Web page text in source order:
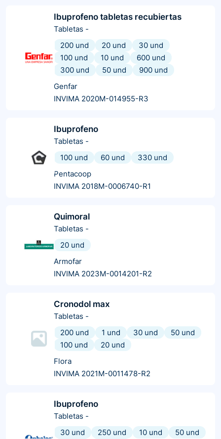
Ibuprofeno tabletas recubiertas
Tabletas -
200 und
20 und
30 und
100 und
10 und
600 und
300 und
50 und
900 und
Genfar
INVIMA 2020M-014955-R3
Ibuprofeno
Tabletas -
100 und
60 und
330 und
Pentacoop
INVIMA 2018M-0006740-R1
Quimoral
Tabletas -
20 und
Armofar
INVIMA 2023M-0014201-R2
Cronodol max
Tabletas -
200 und
1 und 30 und
50 und
100 und
20 und
Flora
INVIMA 2021M-0011478-R2
Ibuprofeno
Tabletas -
30 und
250 und 10 und
50 und